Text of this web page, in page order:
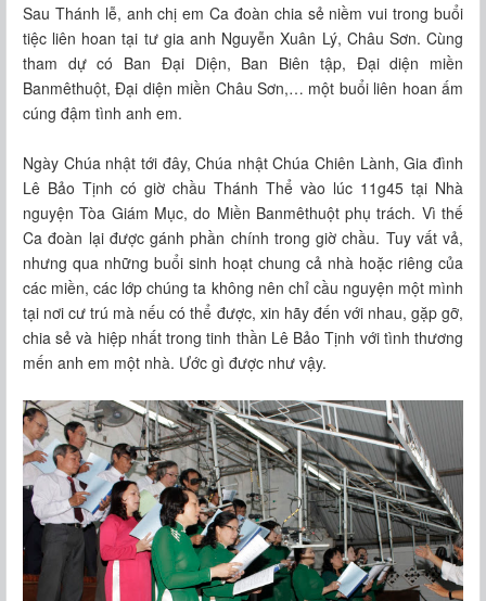
Sau Thánh lễ, anh chị em Ca đoàn chia sẻ niềm vui trong buổi
tiệc liên hoan tại tư gia anh Nguyễn Xuân Lý, Châu Sơn. Cùng
tham dự có Ban Đại Diện, Ban Biên tập, Đại diện miền
Banmêthuột, Đại diện miền Châu Sơn,… một buổi liên hoan ấm
cúng đậm tình anh em.
Ngày Chúa nhật tới đây, Chúa nhật Chúa Chiên Lành, Gia đình
Lê Bảo Tịnh có giờ chầu Thánh Thể vào lúc 11g45 tại Nhà
nguyện Tòa Giám Mục, do Miền Banmêthuột phụ trách. Vì thế
Ca đoàn lại được gánh phần chính trong giờ chầu. Tuy vất vả,
nhưng qua những buổi sinh hoạt chung cả nhà hoặc riêng của
các miền, các lớp chúng ta không nên chỉ cầu nguyện một mình
tại nơi cư trú mà nếu có thể được, xin hãy đến với nhau, gặp gỡ,
chia sẻ và hiệp nhất trong tinh thần Lê Bảo Tịnh với tình thương
mến anh em một nhà. Ước gì được như vậy.